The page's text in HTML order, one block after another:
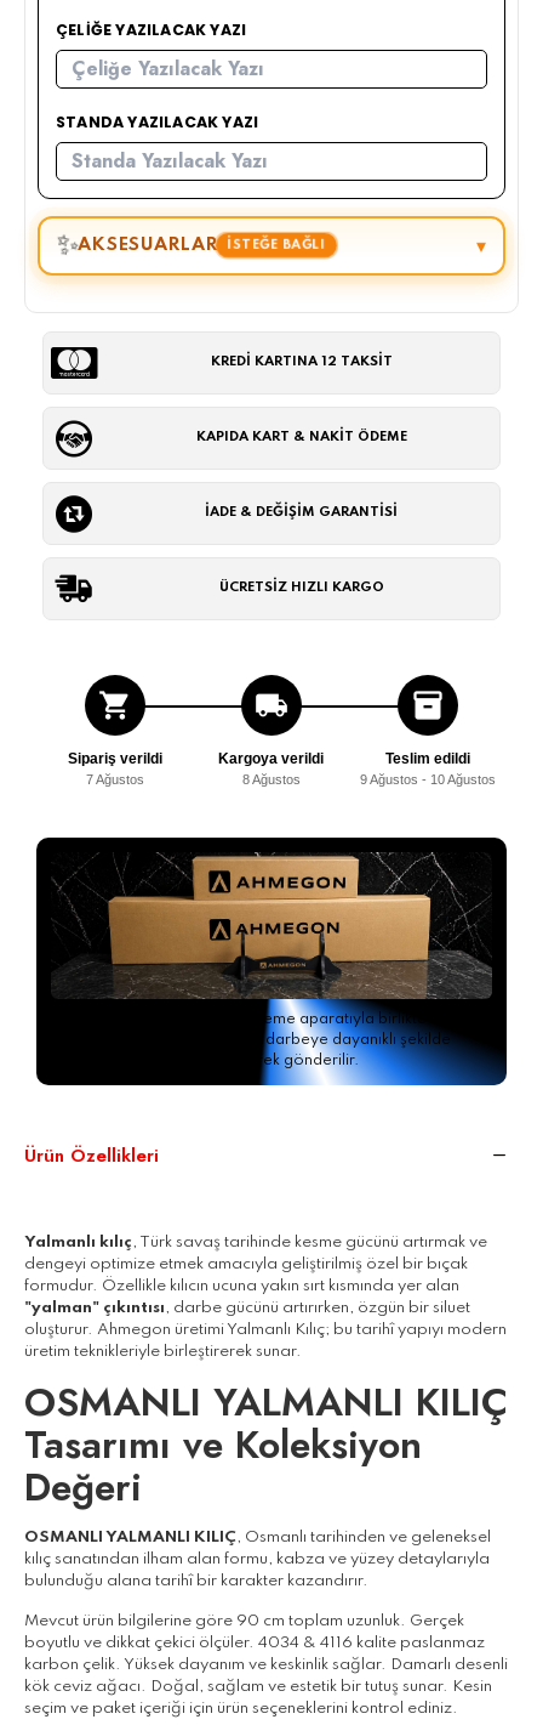
ÇELIĞE YAZILACAK YAZI
STANDA YAZILACAK YAZI
✨AKSESUARLAR İSTEĞE BAĞLI ▾
KREDİ KARTINA 12 TAKSİT
KAPIDA KART & NAKİT ÖDEME
İADE & DEĞİŞİM GARANTİSİ
ÜCRETSİZ HIZLI KARGO
shopping_cart
Sipariş verildi
7 Ağustos
local_shipping
Kargoya verildi
8 Ağustos
inventory_2
Teslim edildi
9 Ağustos - 10 Ağustos
Siparişiniz, ücretsiz sergileme aparatıyla birlikte özel
kutusunda darbeye dayanıklı şekilde
paketlenerek gönderilir.
Ürün Özellikleri
Yalmanlı kılıç, Türk savaş tarihinde kesme gücünü artırmak ve
dengeyi optimize etmek amacıyla geliştirilmiş özel bir bıçak
formudur. Özellikle kılıcın ucuna yakın sırt kısmında yer alan
"yalman" çıkıntısı, darbe gücünü artırırken, özgün bir siluet
oluşturur. Ahmegon üretimi Yalmanlı Kılıç; bu tarihî yapıyı modern
üretim teknikleriyle birleştirerek sunar.
OSMANLI YALMANLI KILIÇ
Tasarımı ve Koleksiyon
Değeri
OSMANLI YALMANLI KILIÇ, Osmanlı tarihinden ve geleneksel
kılıç sanatından ilham alan formu, kabza ve yüzey detaylarıyla
bulunduğu alana tarihî bir karakter kazandırır.
Mevcut ürün bilgilerine göre 90 cm toplam uzunluk. Gerçek
boyutlu ve dikkat çekici ölçüler. 4034 & 4116 kalite paslanmaz
karbon çelik. Yüksek dayanım ve keskinlik sağlar. Damarlı desenli
kök ceviz ağacı. Doğal, sağlam ve estetik bir tutuş sunar. Kesin
seçim ve paket içeriği için ürün seçeneklerini kontrol ediniz.